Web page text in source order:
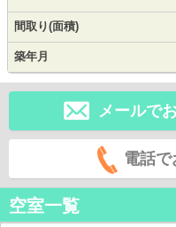
間取り(面積)
築年月
メールで
電話
空室一覧